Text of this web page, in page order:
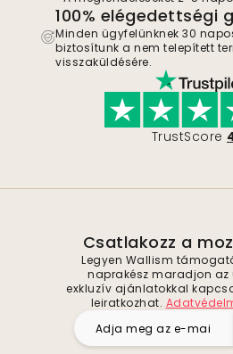
100% elégedettségi
Minden ügyfelünknek 30
biztosítunk a nem telepített
visszaküldésére.
TrustScore
Csatlakozz a
Legyen Wallism
naprakész maradjon az
exkluzív ajánlatokkal
leiratkozhat.